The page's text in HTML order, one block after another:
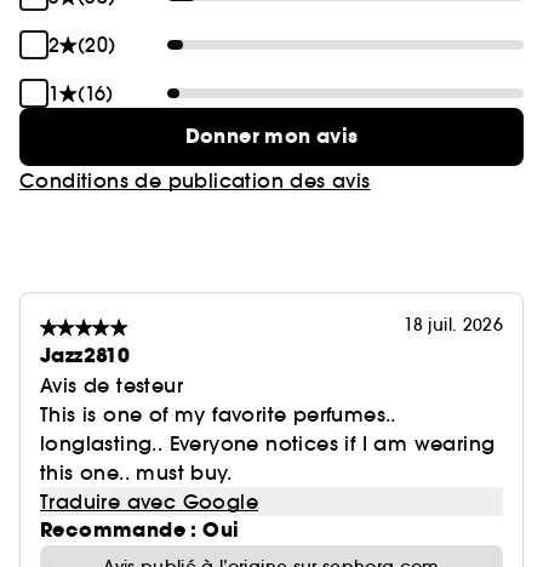
2
(20)
1
(16)
Donner mon avis
Conditions de publication des avis
18 juil. 2026
Jazz2810
Avis de testeur
This is one of my favorite perfumes..
longlasting.. Everyone notices if I am wearing
this one.. must buy.
Traduire avec Google
Recommande : Oui